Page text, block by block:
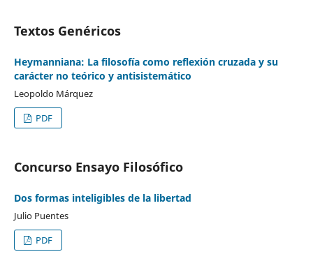
Textos Genéricos
Heymanniana: La filosofía como reflexión cruzada y su
carácter no teórico y antisistemático
Leopoldo Márquez
PDF
Concurso Ensayo Filosófico
Dos formas inteligibles de la libertad
Julio Puentes
PDF